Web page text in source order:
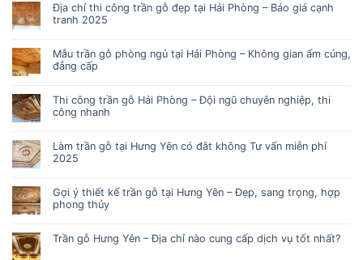
Địa chỉ thi công trần gỗ đẹp tại Hải Phòng – Báo giá cạnh
tranh 2025
Mẫu trần gỗ phòng ngủ tại Hải Phòng – Không gian ấm cúng,
đẳng cấp
Thi công trần gỗ Hải Phòng – Đội ngũ chuyên nghiệp, thi
công nhanh
Làm trần gỗ tại Hưng Yên có đắt không Tư vấn miễn phí
2025
Gợi ý thiết kế trần gỗ tại Hưng Yên – Đẹp, sang trọng, hợp
phong thủy
Trần gỗ Hưng Yên – Địa chỉ nào cung cấp dịch vụ tốt nhất?